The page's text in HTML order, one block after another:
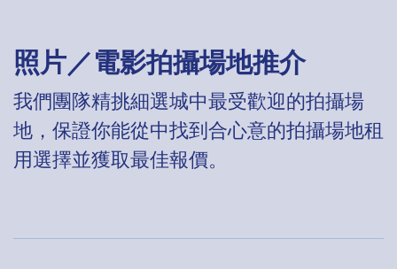
照片／電影拍攝場地推介
我們團隊精挑細選城中最受歡迎的拍攝場
地，保證你能從中找到合心意的拍攝場地租
用選擇並獲取最佳報價。